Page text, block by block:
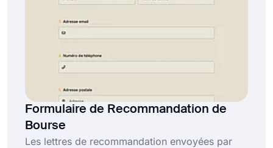
Formulaire de Recommandation de
Bourse
Les lettres de recommandation envoyées par